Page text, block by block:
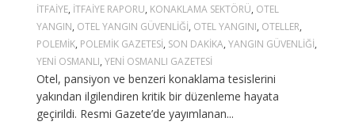
ITFAIYE, ITFAIYE RAPORU, KONAKLAMA SEKTÖRÜ, OTEL
YANGIN, OTEL YANGIN GÜVENLIĞI, OTEL YANGINI, OTELLER,
POLEMIK, POLEMIK GAZETESI, SON DAKIKA, YANGIN GÜVENLIĞI,
YENI OSMANLI, YENI OSMANLI GAZETESI
Otel, pansiyon ve benzeri konaklama tesislerini
yakından ilgilendiren kritik bir düzenleme hayata
geçirildi. Resmi Gazete’de yayımlanan...